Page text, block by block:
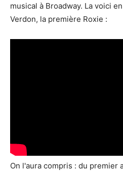
musical à Broadway. La voici
Verdon, la première Roxie :
On l'aura compris : du premier